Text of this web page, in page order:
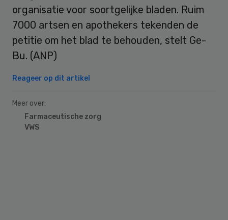
organisatie voor soortgelijke bladen. Ruim
7000 artsen en apothekers tekenden de
petitie om het blad te behouden, stelt Ge-
Bu. (ANP)
Reageer op dit artikel
Meer over:
Farmaceutische zorg
VWS